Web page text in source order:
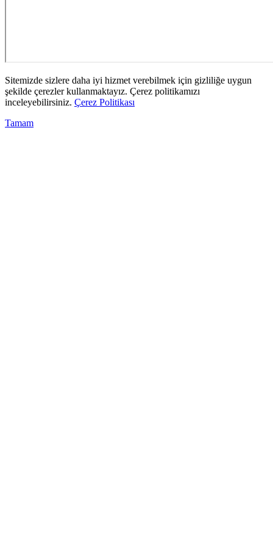
Sitemizde sizlere daha iyi hizmet verebilmek için gizliliğe uygun
şekilde çerezler kullanmaktayız. Çerez politikamızı
inceleyebilirsiniz. Çerez Politikası
Tamam